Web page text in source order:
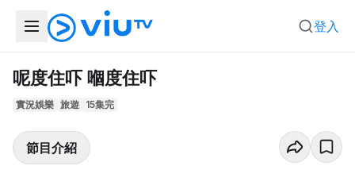
登入
呢度住吓 嗰度住吓
實況娛樂 旅遊 15集完
節目介紹